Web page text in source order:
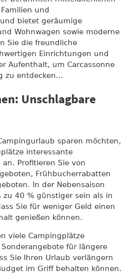
und
bietet geräumige
Wohnwagen sowie moderne
Sie die freundliche
Einrichtungen und
Aufenthalt, um Carcassonne
zu entdecken...
Unschlagbare
sparen möchten,
interessante
an. Profitieren Sie von
Frühbucherrabatten
In der Nebensaison
zu 40 % günstiger sein als in
Sie für weniger Geld einen
genießen können.
viele Campingplätze
für längere
Sie Ihren Urlaub verlängern
im Griff behalten können.